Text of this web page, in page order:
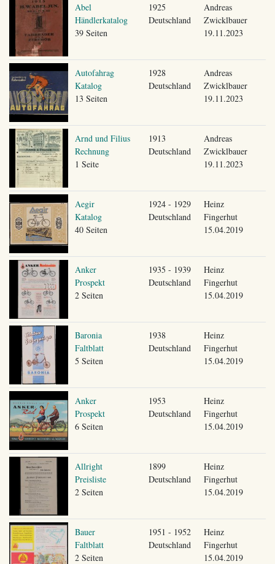
Abel
Händlerkatalog
39 Seiten
1925
Deutschland
Andreas
Zwicklbauer
19.11.2023
Autofahrag
Katalog
13 Seiten
1928
Deutschland
Andreas
Zwicklbauer
19.11.2023
Arnd und Filius
Rechnung
1 Seite
1913
Deutschland
Andreas
Zwicklbauer
19.11.2023
Aegir
Katalog
40 Seiten
1924 - 1929
Deutschland
Heinz
Fingerhut
15.04.2019
Anker
Prospekt
2 Seiten
1935 - 1939
Deutschland
Heinz
Fingerhut
15.04.2019
Baronia
Faltblatt
5 Seiten
1938
Deutschland
Heinz
Fingerhut
15.04.2019
Anker
Prospekt
6 Seiten
1953
Deutschland
Heinz
Fingerhut
15.04.2019
Allright
Preisliste
2 Seiten
1899
Deutschland
Heinz
Fingerhut
15.04.2019
Bauer
Faltblatt
2 Seiten
1951 - 1952
Deutschland
Heinz
Fingerhut
15.04.2019